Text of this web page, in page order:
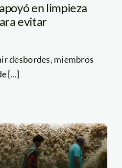
en limpieza
evitar
desbordes, miembros
[...]